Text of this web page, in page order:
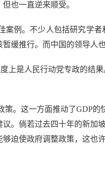
也一直逆来顺受。
。不少人包括研究学者
缓推行。而中国的领导人
是人民行动党专政的结果
。这一方面推动了GDP的
。倘若过去四十年的新加
迫使政府调整政策，这也